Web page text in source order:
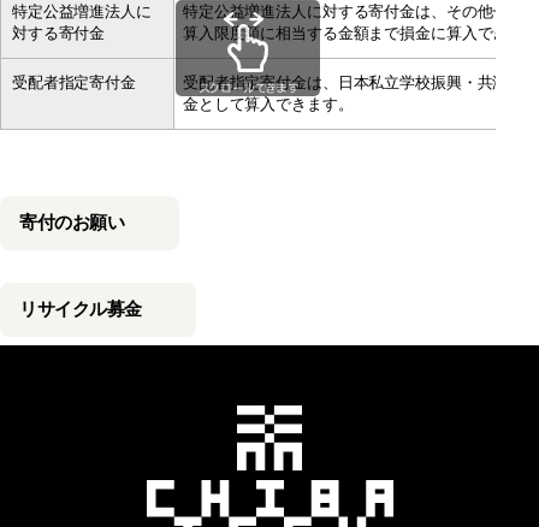
特定公益増進法人に
対する寄付金
特定公益増進法人に対する寄付金は、その他一般
算入限度額に相当する金額まで損金に算入できま
受配者指定寄付金
受配者指定寄付金は、日本私立学校振興・共済事
金として算入できます。
スクロールできます
寄付のお願い
リサイクル募金
千葉工業大学